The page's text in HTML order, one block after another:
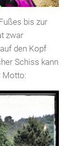
bis zur
zwar
den Kopf
Schiss kann
Motto: